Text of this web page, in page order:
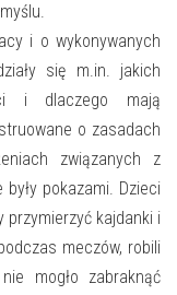
i o wykonywanych
się m.in. jakich
i dlaczego mają
o zasadach
związanych z
pokazami. Dzieci
przymierzyć kajdanki i
meczów, robili
mogło zabraknąć